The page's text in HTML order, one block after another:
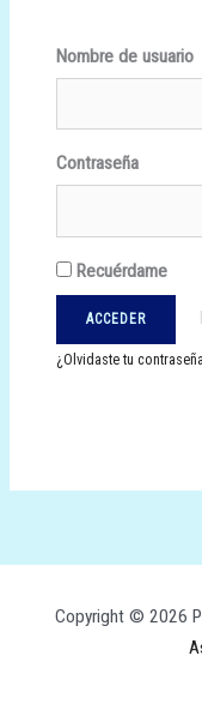
Nombre de usuario
Contraseña
Recuérdame
¿Olvidaste tu
Copyright © 2026